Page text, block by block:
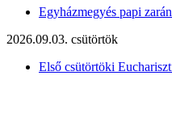
Egyházmegyés papi
2026.09.03. csütörtök
Első csütörtöki